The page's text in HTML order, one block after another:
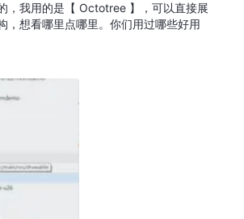
，我用的是【 Octotree 】，可以直接展
，想看哪里点哪里。你们用过哪些好用